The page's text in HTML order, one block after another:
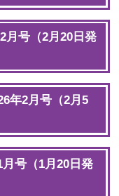
月号（2月20日発
年2月号（2月5
号（1月20日発